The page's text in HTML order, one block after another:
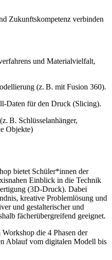
Zukunftskompetenz verbinden
und Materialvielfalt,
(z. B. mit Fusion 360).
Daten für den Druck (Slicing).
B. Schlüsselanhänger,
Objekte)
bietet Schüler*innen der
Einblick in die Technik
(3D-Druck). Dabei
kreative Problemlösung und
und gestalterischer und
fächerübergreifend geeignet.
die 4 Phasen der
Ablauf vom digitalen Modell bis